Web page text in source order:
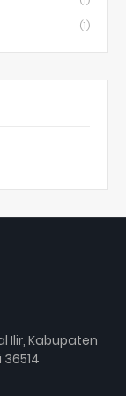
(1)
Ilir, Kabupaten